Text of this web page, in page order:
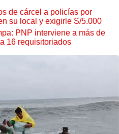
de cárcel a policías por
su local y exigirle S/5.000
PNP interviene a más de
16 requisitoriados